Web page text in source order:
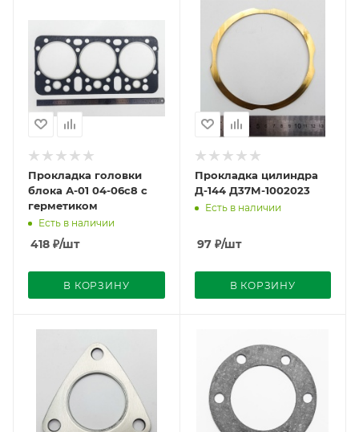
Прокладка головки
блока А-01 04-06с8 с
герметиком
Есть в наличии
418 ₽/шт
В КОРЗИНУ
Прокладка цилиндра
Д-144 Д37М-1002023
Есть в наличии
97₽/шт
В КОРЗИНУ